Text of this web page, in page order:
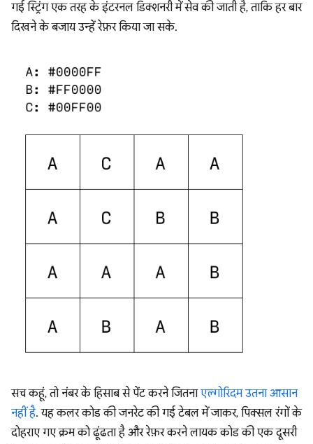
गई स्ट्रिंग एक तरह के इंटरनल डिक्शनरी में सेव की जाती है, ताकि हर बार
दिखने के बजाय उन्हें रेफ़र किया जा सके.
सच कहूं, तो नंबर के हिसाब से पेंट करने जितनाएल्गोरिदम उतना आसान
नहीं है. यह कलर कोड की जनरेट की गई टेबल में जाकर, पिक्सल रंगों के
दोहराए गए क्रम को ढूंढता है और रेफ़र करने लायक कोड की एक दूसरी